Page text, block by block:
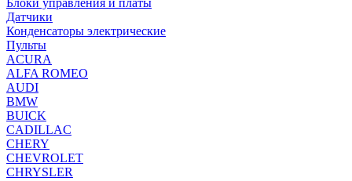
Блоки управления и платы
Датчики
Конденсаторы электрические
Пульты
ACURA
ALFA ROMEO
AUDI
BMW
BUICK
CADILLAC
CHERY
CHEVROLET
CHRYSLER